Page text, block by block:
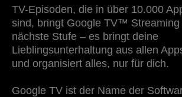
TV-Episoden, die in über 10.000
sind, bringt Google TV™ Streaming
nächste Stufe – es bringt deine
Lieblingsunterhaltung aus allen
und organisiert alles, nur für dich.
Google TV ist der Name der